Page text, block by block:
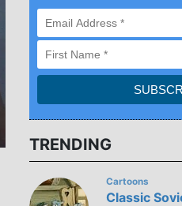
TRENDING
Cartoons
Classic